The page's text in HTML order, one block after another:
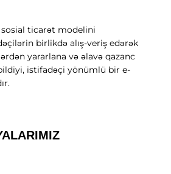
ticarət modelini
birlikdə alış-veriş edərək
yararlana və əlavə qazanc
istifadəçi yönümlü bir e-